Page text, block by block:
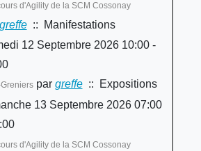
d'Agility de la SCM Cossonay
greffe:: Manifestations
12 Septembre 2026 10:00 -
par greffe:: Expositions
13 Septembre 2026 07:00
d'Agility de la SCM Cossonay